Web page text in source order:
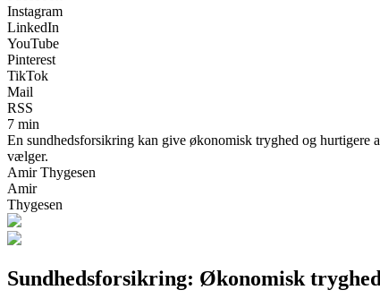
Instagram
LinkedIn
YouTube
Pinterest
TikTok
Mail
RSS
7 min
En sundhedsforsikring kan give økonomisk tryghed og
vælger.
Amir Thygesen
Amir
Thygesen
Sundhedsforsikring: Økonomisk